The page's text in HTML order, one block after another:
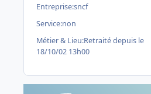
Entreprise:sncf
Service:non
Métier & Lieu:Retraité depuis le
18/10/02 13h00